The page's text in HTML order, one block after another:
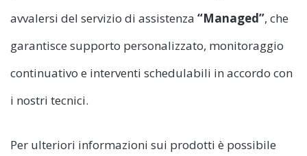
avvalersi del servizio di assistenza “Managed”, che
garantisce supporto personalizzato, monitoraggio
continuativo e interventi schedulabili in accordo con
i nostri tecnici.
Per ulteriori informazioni sui prodotti è possibile